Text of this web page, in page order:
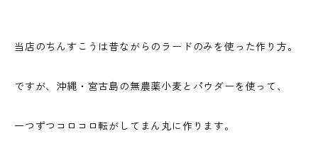
当店のちんすこうは昔ながらのラードのみを使った作り方。
ですが、沖縄・宮古島の無農薬小麦とパウダーを使って、
一つずつコロコロ転がしてまん丸に作ります。